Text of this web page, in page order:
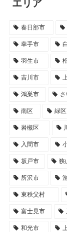
エリア
春日部市
幸手市
羽生市
吉川市
鴻巣市
南区 緑区
岩槻区
入間市
坂戸市 狭
所沢市
東秩父村
富士見市
和光市